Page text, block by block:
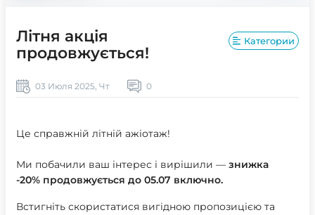
Літня акція
продовжується!
Категории
03 Июля 2025, Чт 0
Це справжній літній ажіотаж!
Ми побачили ваш інтерес і вирішили — знижка
-20% продовжується до 05.07 включно.
Встигніть скористатися вигідною пропозицією та